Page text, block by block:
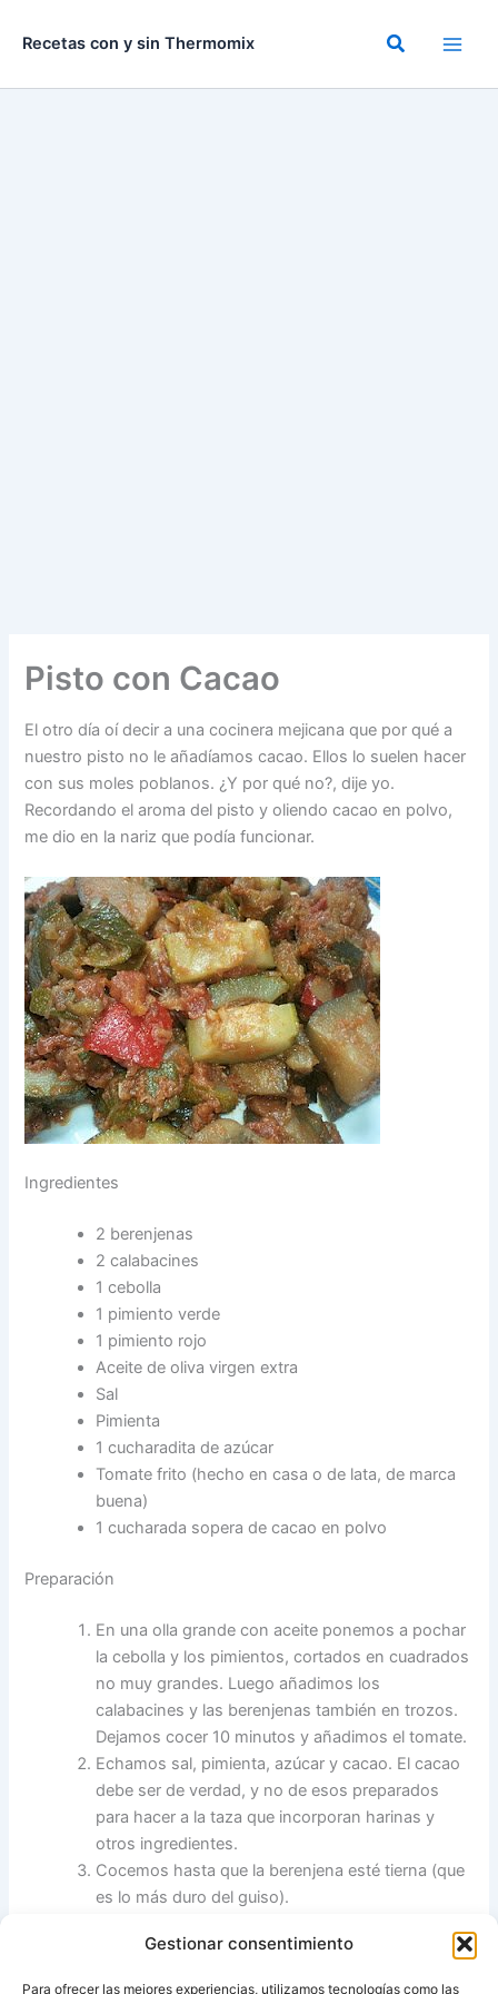
Gestionar consentimiento
Para ofrecer las mejores experiencias, utilizamos tecnologías como las
Recetas con y sin Thermomix Buscar
Pisto con Cacao
El otro día oí decir a una cocinera mejicana que por qué a
nuestro pisto no le añadíamos cacao. Ellos lo suelen hacer
con sus moles poblanos. ¿Y por qué no?, dije yo.
Recordando el aroma del pisto y oliendo cacao en polvo,
me dio en la nariz que podía funcionar.
Ingredientes
2 berenjenas
2 calabacines
1 cebolla
1 pimiento verde
1 pimiento rojo
Aceite de oliva virgen extra
Sal
Pimienta
1 cucharadita de azúcar
Tomate frito (hecho en casa o de lata, de marca
buena)
1 cucharada sopera de cacao en polvo
Preparación
En una olla grande con aceite ponemos a pochar
la cebolla y los pimientos, cortados en cuadrados
no muy grandes. Luego añadimos los
calabacines y las berenjenas también en trozos.
Dejamos cocer 10 minutos y añadimos el tomate.
Echamos sal, pimienta, azúcar y cacao. El cacao
debe ser de verdad, y no de esos preparados
para hacer a la taza que incorporan harinas y
otros ingredientes.
Cocemos hasta que la berenjena esté tierna (que
es lo más duro del guiso).
cuando se huele, primero notamos el caco, luego